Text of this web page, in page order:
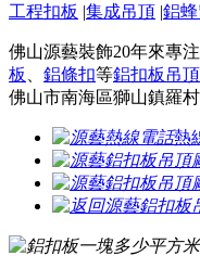
工程扣板 |集成吊頂 |鋁
佛山源藝裝飾20年來專
板
鋁條扣等鋁扣板吊頂
佛山市南海區獅山鎮羅
熱